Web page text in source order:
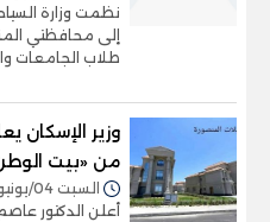
نظمت وزارة
إلى محافظتي
طلاب الجامعات
وزير الإسكان
من «بيت
السبت 04/يونيو/2022 - 10:51 ص
أعلن الدكتور عاصم